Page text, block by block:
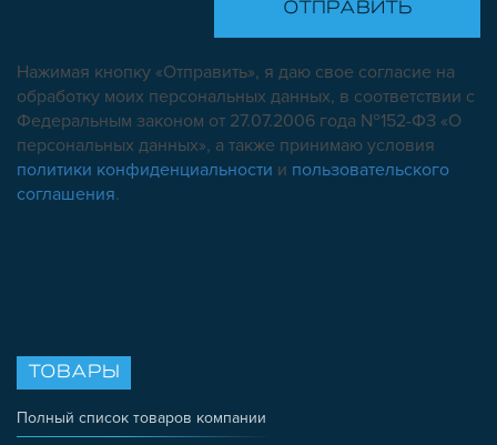
Нажимая кнопку «Отправить», я даю свое согласие на
обработку моих персональных данных, в соответствии с
Федеральным законом от 27.07.2006 года №152-ФЗ «О
персональных данных», а также принимаю условия
политики конфиденциальности и пользовательского
соглашения.
ТОВАРЫ
Полный список товаров компании